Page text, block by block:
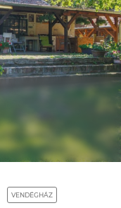
VENDÉGHÁZ